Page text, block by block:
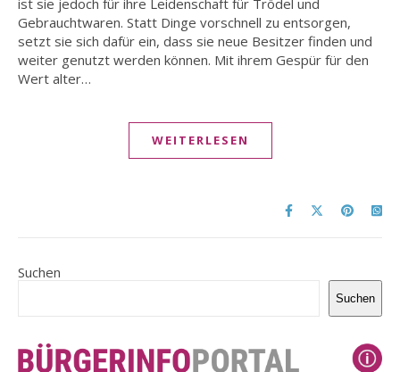
ist sie jedoch für ihre Leidenschaft für Trödel und
Gebrauchtwaren. Statt Dinge vorschnell zu entsorgen,
setzt sie sich dafür ein, dass sie neue Besitzer finden und
weiter genutzt werden können. Mit ihrem Gespür für den
Wert alter…
WEITERLESEN
Suchen
Suchen